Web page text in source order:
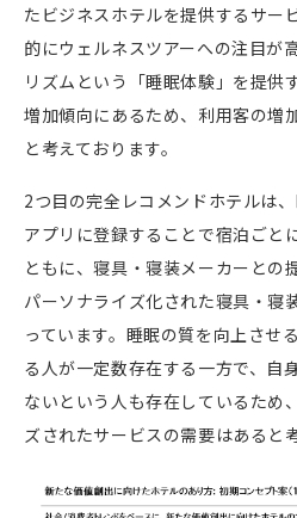
たビジネスホテルを提供するサー
的にウェルネスツアーへの注目が
リズムという「睡眠体験」を提供
増加傾向にあるため、利用客の増
と考えております。
2つ目の完全レコメンドホテルは
アプリに登録することで宿泊ごと
ともに、寝具・寝装メーカーとの
パーソナライズ化された寝具・寝
っています。睡眠の質を向上させ
る人が一定数存在する一方で、自
ないという人も存在しているため
ズされたサービスの需要はあると